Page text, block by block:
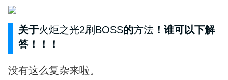
关于火炬之光2刷BOSS的方法！谁可以下解
答！！！
没有这么复杂来啦。